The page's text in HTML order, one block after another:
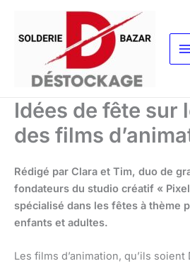
contenu
Idées de fête sur
des films
Rédigé par Clara et Tim, duo de
fondateurs du studio créatif «
spécialisé dans les fêtes à thème
enfants et adultes.
Les films d’animation, qu’ils soient